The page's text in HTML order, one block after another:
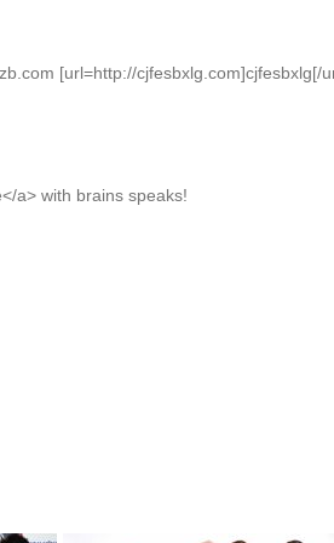
[url=http://cjfesbxlg.com]cjfesbxlg[/
a> with brains speaks!